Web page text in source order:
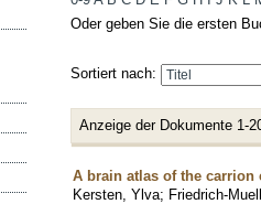
Oder geben Sie die ersten
Sortiert nach:
Anzeige der Dokumente 1-
A brain atlas of the carrion
Kersten, Ylva; Friedrich-